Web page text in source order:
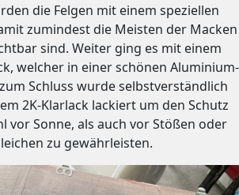
die Felgen mit einem speziellen
zumindest die Meisten der Macken
sind. Weiter ging es mit einem
welcher in einer schönen Aluminium-
Schluss wurde selbstverständlich
2K-Klarlack lackiert um den Schutz
vor Sonne, als auch vor Stößen oder
zu gewährleisten.